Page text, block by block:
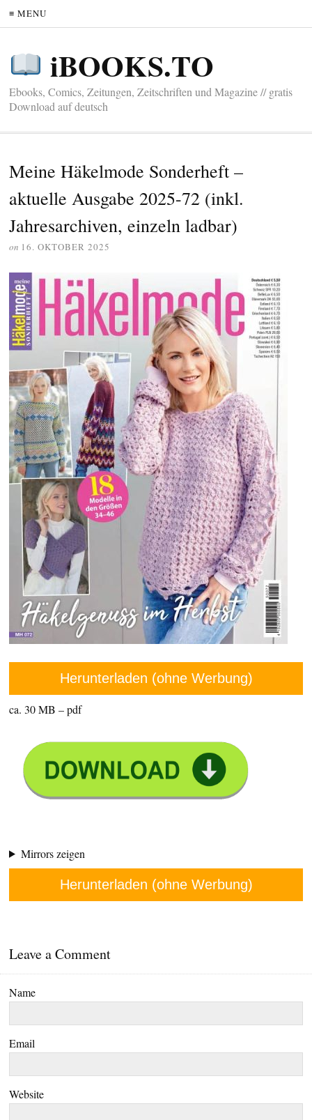
≡ MENU
iBOOKS.TO
Ebooks, Comics, Zeitungen, Zeitschriften und Magazine // gratis
Download auf deutsch
Meine Häkelmode Sonderheft –
aktuelle Ausgabe 2025-72 (inkl.
Jahresarchiven, einzeln ladbar)
on 16. OKTOBER 2025
Herunterladen (ohne Werbung)
ca. 30 MB – pdf
Mirrors zeigen
Herunterladen (ohne Werbung)
Leave a Comment
Name
Email
Website